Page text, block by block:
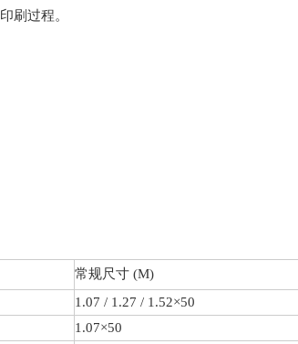
刷过程。
常规尺寸 (M)
1.07 / 1.27 / 1.52×50
1.07×50